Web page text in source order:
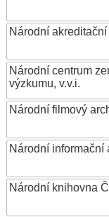
Národní
Národní centrum
výzkumu, v.v.i.
Národní filmový
Národní informační
Národní knihovna